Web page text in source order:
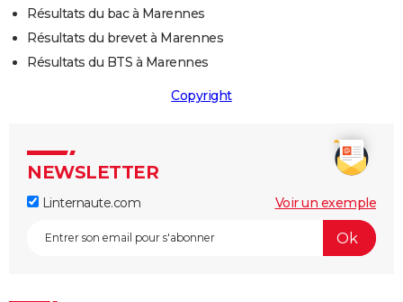
Résultats du bac à Marennes
Résultats du brevet à Marennes
Résultats du BTS à Marennes
Copyright
NEWSLETTER
Linternaute.com Voir un exemple